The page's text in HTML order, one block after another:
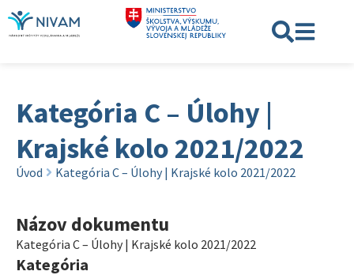
Kategória C – Úlohy |
Krajské kolo 2021/2022
Úvod Kategória C – Úlohy | Krajské kolo 2021/2022
Názov dokumentu
Kategória C – Úlohy | Krajské kolo 2021/2022
Kategória